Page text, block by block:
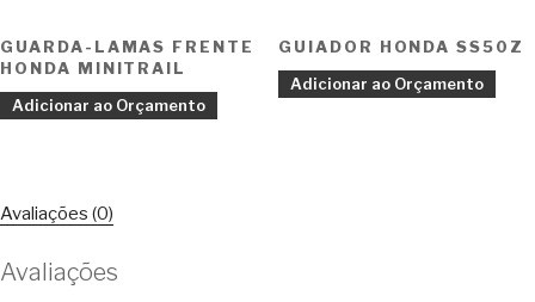
GUARDA-LAMAS FRENTE
HONDA MINITRAIL
Adicionar ao Orçamento
GUIADOR HONDA SS50Z
Adicionar ao Orçamento
Avaliações (0)
Avaliações